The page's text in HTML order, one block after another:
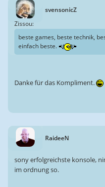
svensonicZ
Zissou:
beste games, beste technik,
einfach beste.
Danke für das Kompliment.
RaideeN
sony erfolgreichste konsole,
im ordnung so.